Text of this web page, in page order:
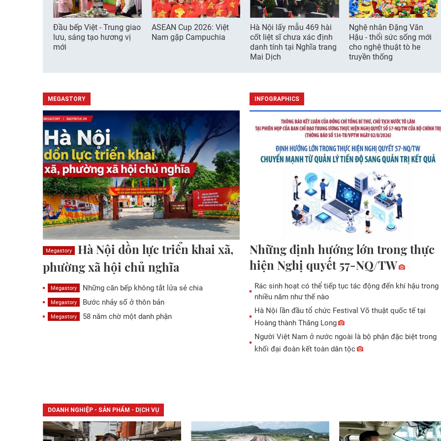
Đầu bếp Việt - Trung giao
lưu, sáng tạo hương vị
mới
ASEAN Cup 2026: Việt
Nam gặp Campuchia
Hà Nội lấy mẫu 469 hài
cốt liệt sĩ chưa xác định
danh tính tại Nghĩa trang
Mai Dịch
Nghệ nhân Đặng Văn
Hậu - thổi sức sống mới
cho nghệ thuật tò he
truyền thống
MEGASTORY
Megastory
Hà Nội dồn lực triển khai xã,
phường xã hội chủ nghĩa
Megastory Những căn bếp không tắt lửa sẻ chia
Megastory Bước nhảy số ở thôn bản
Megastory 58 năm chờ một danh phận
INFOGRAPHICS
Những định hướng lớn trong thực
hiện Nghị quyết 57-NQ/TW
Rác sinh hoạt có thể tiếp tục tác động đến khí hậu trong
nhiều năm như thế nào
Hà Nội lần đầu tổ chức Festival Võ thuật quốc tế tại
Hoàng thành Thăng Long
Người Việt Nam ở nước ngoài là bộ phận đặc biệt trong
khối đại đoàn kết toàn dân tộc
DOANH NGHIỆP - SẢN PHẨM - DỊCH VỤ